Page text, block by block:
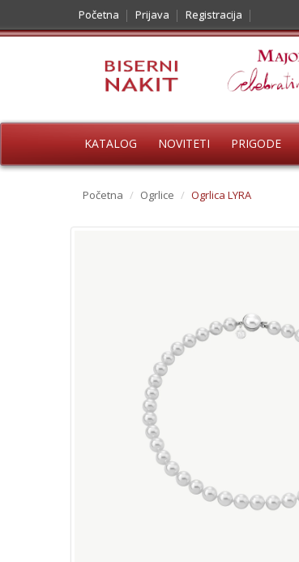
Početna Prijava Registracija
KATALOG NOVITETI PRIGODE
Početna / Ogrlice / Ogrlica LYRA